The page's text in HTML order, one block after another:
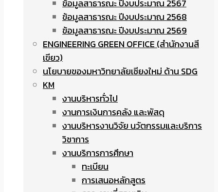
ข้อมูลสาธารณะ ปีงบประมาณ 2567
ข้อมูลสาธารณะ ปีงบประมาณ 2568
ข้อมูลสาธารณะ ปีงบประมาณ 2569
ENGINEERING GREEN OFFICE (สำนักงานสี
เขียว)
นโยบายของมหาวิทยาลัยเชียงใหม่ ด้าน SDG
KM
งานบริหารทั่วไป
งานการเงินการคลัง และพัสดุ
งานบริหารงานวิจัย นวัตกรรมและบริการ
วิชาการ
งานบริการการศึกษา
ทะเบียน
การเสนอหลักสูตร